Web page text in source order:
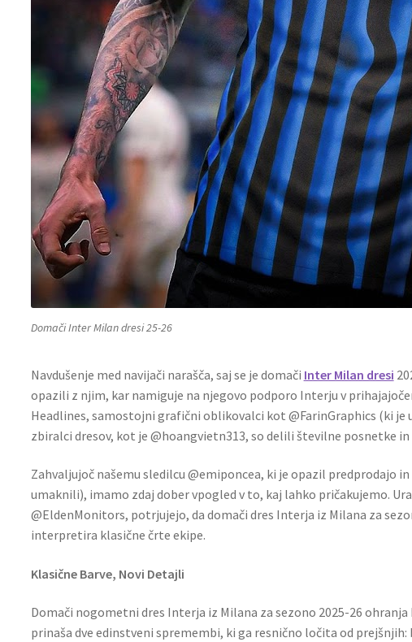
Domači Inter Milan dresi 25-26
Navdušenje med navijači narašča, saj se je domači Inter Milan dresi
opazili z njim, kar namiguje na njegovo podporo Interju v
Headlines, samostojni grafični oblikovalci kot @FarinGraphics (ki
zbiralci dresov, kot je @hoangvietn313, so delili številne posnetke in
Zahvaljujoč našemu sledilcu @emiponcea, ki je opazil predprodajo
umaknili), imamo zdaj dober vpogled v to, kaj lahko pričakujemo.
@EldenMonitors, potrjujejo, da domači dres Interja iz Milana za
interpretira klasične črte ekipe.
Klasične Barve, Novi Detajli
Domači nogometni dres Interja iz Milana za sezono 2025-26
prinaša dve edinstveni spremembi, ki ga resnično ločita od